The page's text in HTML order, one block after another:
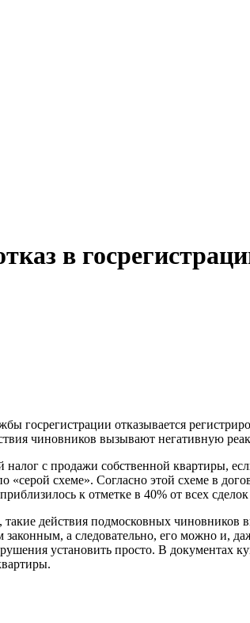
в
госрегистрации отказывается
чиновников вызывают негативную
с продажи собственной квартиры,
«серой схеме». Согласно этой схеме в
к отметке в 40% от всех
действия подмосковных
а следовательно, его можно и,
установить просто. В документах